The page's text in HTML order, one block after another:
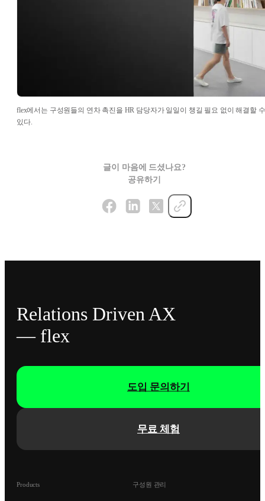
flex에서는 구성원들의 연차 촉진을 HR 담당자가 일일이 챙길 필요 없이 해결할 수
있다.
글이 마음에 드셨나요?
공유하기
Relations Driven AX
— flex
무료 체험
도입 문의하기
Products 구성원 관리